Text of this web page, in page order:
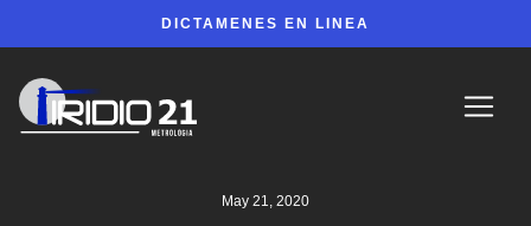
DICTAMENES EN LINEA
May 21, 2020